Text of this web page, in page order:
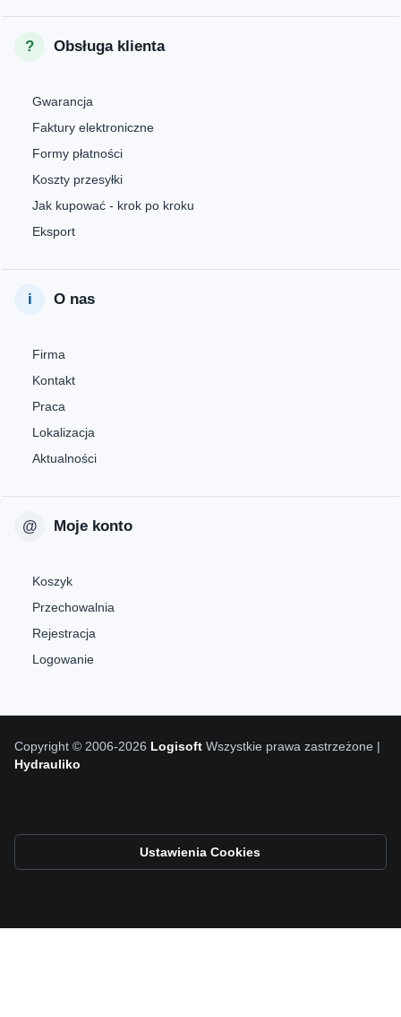
Obsługa klienta
Gwarancja
Faktury elektroniczne
Formy płatności
Koszty przesyłki
Jak kupować - krok po kroku
Eksport
O nas
Firma
Kontakt
Praca
Lokalizacja
Aktualności
Moje konto
Koszyk
Przechowalnia
Rejestracja
Logowanie
Copyright © 2006-2026 Logisoft Wszystkie prawa zastrzeżone |
Hydrauliko
Ustawienia Cookies